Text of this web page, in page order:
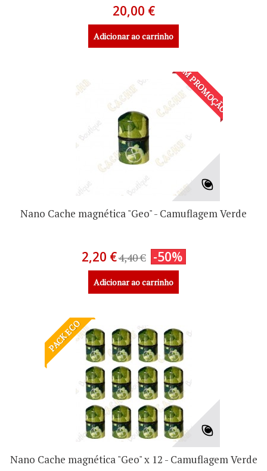
20,00 €
Adicionar ao carrinho
EM PROMOÇÃO!
Nano Cache magnética "Geo" - Camuflagem Verde
2,20 €4,40 € -50%
Adicionar ao carrinho
PACK ECO
Nano Cache magnética "Geo" x 12 - Camuflagem Verde